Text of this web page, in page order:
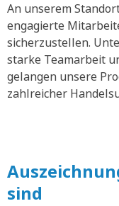
An unserem
engagierte
sicherzustellen.
starke Teamarbeit
gelangen unsere
zahlreicher
sind